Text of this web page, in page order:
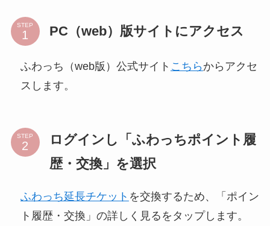
STEP PC（web）版サイトにアクセス
ふわっち（web版）公式サイト こちら からアクセ
スします。
STEP
ログインし「ふわっちポイント履
歴・交換」を選択
ふわっち延長チケット を交換するため、「ポイン
ト履歴・交換」の詳しく見るをタップします。